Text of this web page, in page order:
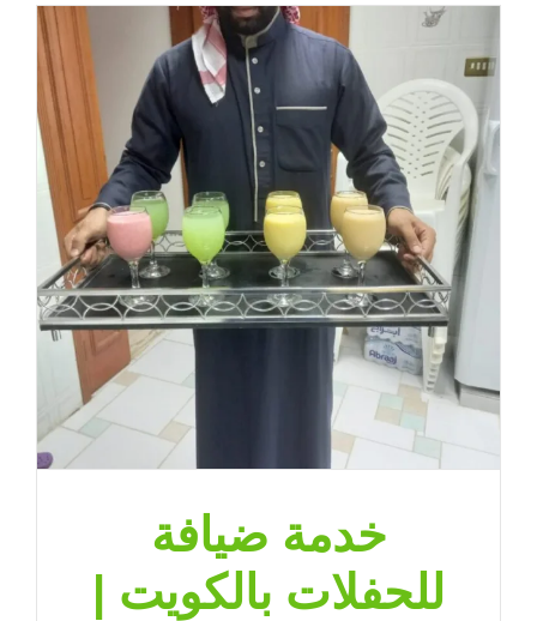
للاستقبال
بالكويت
|
65080771
ضيافة
الكويت
مغلقة
خدمة ضيافة
للحفلات بالكويت |